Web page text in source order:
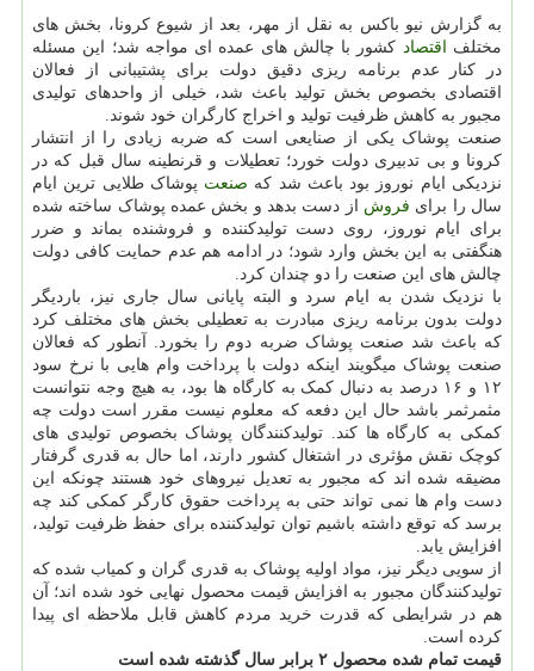
به گزارش نیو باکس به نقل از مهر، بعد از شیوع کرونا، بخش های
مختلف
اقتصاد کشور با چالش های عمده ای مواجه شد؛ این مسئله
در کنار عدم برنامه ریزی دقیق دولت برای پشتیبانی از فعالان
اقتصادی بخصوص بخش تولید باعث شد، خیلی از واحدهای تولیدی
مجبور به کاهش ظرفیت تولید و اخراج کارگران خود شوند.
صنعت پوشاک یکی از صنایعی است که ضربه زیادی را از انتشار
کرونا و بی تدبیری دولت خورد؛ تعطیلات و قرنطینه سال قبل که در
نزدیکی ایام نوروز بود باعث شد که صنعت پوشاک طلایی ترین ایام
سال را برای فروش از دست بدهد و بخش عمده پوشاک ساخته شده
برای ایام نوروز، روی دست تولیدکننده و فروشنده بماند و ضرر
هنگفتی به این بخش وارد شود؛ در ادامه هم عدم حمایت کافی دولت
چالش های این صنعت را دو چندان کرد.
با نزدیک شدن به ایام سرد و البته پایانی سال جاری نیز، باردیگر
دولت بدون برنامه ریزی مبادرت به تعطیلی بخش های مختلف کرد
که باعث شد صنعت پوشاک ضربه دوم را بخورد. آنطور که فعالان
صنعت پوشاک میگویند اینکه دولت با پرداخت وام هایی با نرخ سود
۱۲ و ۱۶ درصد به دنبال کمک به کارگاه ها بود، به هیچ وجه نتوانست
مثمرثمر باشد حال این دفعه که معلوم نیست مقرر است دولت چه
کمکی به کارگاه ها کند. تولیدکنندگان پوشاک بخصوص تولیدی های
کوچک نقش مؤثری در اشتغال کشور دارند، اما حال به قدری گرفتار
مضیقه شده اند که مجبور به تعدیل نیروهای خود هستند چونکه این
دست وام ها نمی تواند حتی به پرداخت حقوق کارگر کمکی کند چه
برسد که توقع داشته باشیم توان تولیدکننده برای حفظ ظرفیت تولید،
افزایش یابد.
از سویی دیگر نیز، مواد اولیه پوشاک به قدری گران و کمیاب شده که
تولیدکنندگان مجبور به افزایش قیمت محصول نهایی خود شده اند؛ آن
هم در شرایطی که قدرت خرید مردم کاهش قابل ملاحظه ای پیدا
کرده است.
قیمت تمام شده محصول ۲ برابر سال گذشته شده است